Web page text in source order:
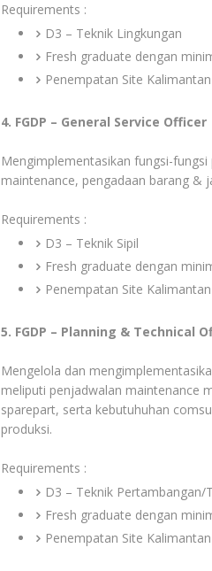
Requirements :
D3 – Teknik Lingkungan
Fresh graduate dengan
Penempatan Site
4. FGDP – General Service Officer
Mengimplementasikan fungsi-
maintenance, pengadaan barang &
Requirements :
D3 – Teknik Sipil
Fresh graduate dengan
Penempatan Site
5. FGDP – Planning & Technical
Mengelola dan
meliputi penjadwalan maintenance
sparepart, serta kebutuhuhan
produksi.
Requirements :
D3 – Teknik Pertambangan/
Fresh graduate dengan
Penempatan Site